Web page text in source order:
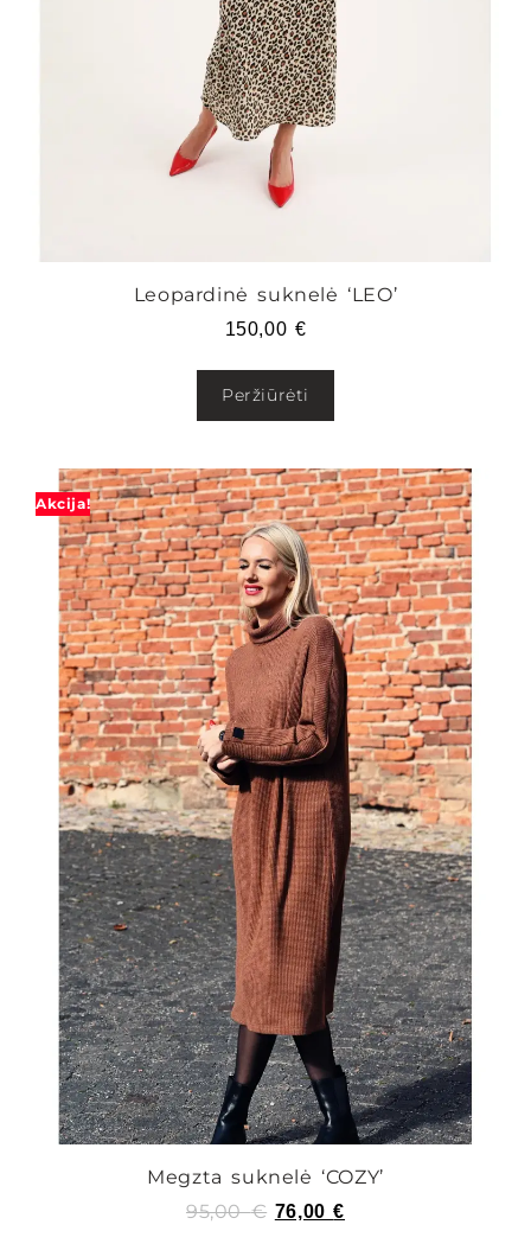
Leopardinė suknelė ‘LEO’
150,00 €
Peržiūrėti
Akcija!
Megzta suknelė ‘COZY’
95,00€ 76,00€